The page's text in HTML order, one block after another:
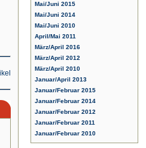
Mai/Juni 2015
Mai/Juni 2014
Mai/Juni 2010
April/Mai 2011
März/April 2016
März/April 2012
März/April 2010
Januar/April 2013
Januar/Februar 2015
Januar/Februar 2014
Januar/Februar 2012
Januar/Februar 2011
Januar/Februar 2010